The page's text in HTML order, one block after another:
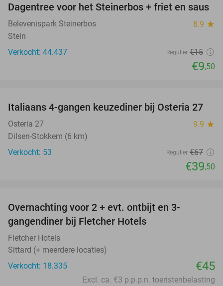
37%
Dagentree voor het Steinerbos + friet en saus
Belevenispark Steinerbos 8.9 star
Stein
Verkocht: 44.437
Regulier €15
€9,50
41%
Italiaans 4-gangen keuzediner bij Osteria 27
Osteria 27 9.9 star
Dilsen-Stokkem (6 km)
Verkocht: 53
Regulier €67
€39,50
Overnachting voor 2 + evt. ontbijt en 3-
gangendiner bij Fletcher Hotels
Fletcher Hotels
Sittard (+ meerdere locaties)
Verkocht: 18.335
€45
Excl. ca. €3 p.p.p.n. toeristenbelasting